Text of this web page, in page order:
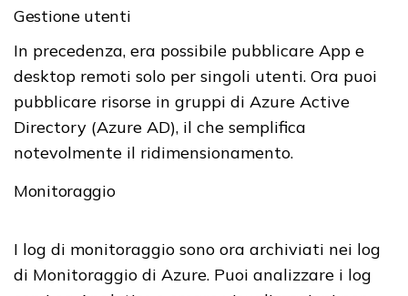
Gestione utenti
In precedenza, era possibile pubblicare App e
desktop remoti solo per singoli utenti. Ora puoi
pubblicare risorse in gruppi di Azure Active
Directory (Azure AD), il che semplifica
notevolmente il ridimensionamento.
Monitoraggio
I log di monitoraggio sono ora archiviati nei log
di Monitoraggio di Azure. Puoi analizzare i log